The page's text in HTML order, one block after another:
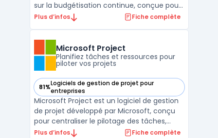
sur la budgétisation continue, conçue pour
les équipes financières, RH et
entreprises confrontées à la multiplication
des données et à la n ...
Plus d’infos Fiche complète
Microsoft Project
Planifiez tâches et ressources pour
piloter vos projets
81%Logiciels de gestion de projet pour
entreprises
— voir Microsoft Project dans cette catégorie
Microsoft Project est un logiciel de gestion
de projet développé par Microsoft, conçu
pour centraliser le pilotage des tâches,
ressources et budgets en entreprise. Les
Plus d’infos Fiche complète